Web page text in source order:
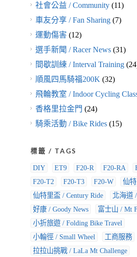
社會公益 / Community(11)
車友分享 / Fan Sharing(7)
運動傷害(12)
選手新聞 / Racer News(31)
間歇訓練 / Interval Training
順風四馬騎福200K(32)
飛輪教室 / Indoor Cycling
香格里拉金門 (24)
騎乘活動 / Bike Rides(15)
標籤 / TAGS
DIY ET9 F20-R F20-RA
F20-T2
F20-T3 F20-W
仙
仙特里盃 / Century Ride
北海道
好康 / Goody News
富士山 / Mt
小折旅遊 / Folding Bike Travel
小輪徑 / Small Wheel
工商服務
拉拉山挑戰 / LaLa Mt Challenge